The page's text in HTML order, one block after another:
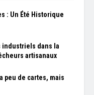
: Un Été Historique
dans la
artisanaux
peu de cartes, mais